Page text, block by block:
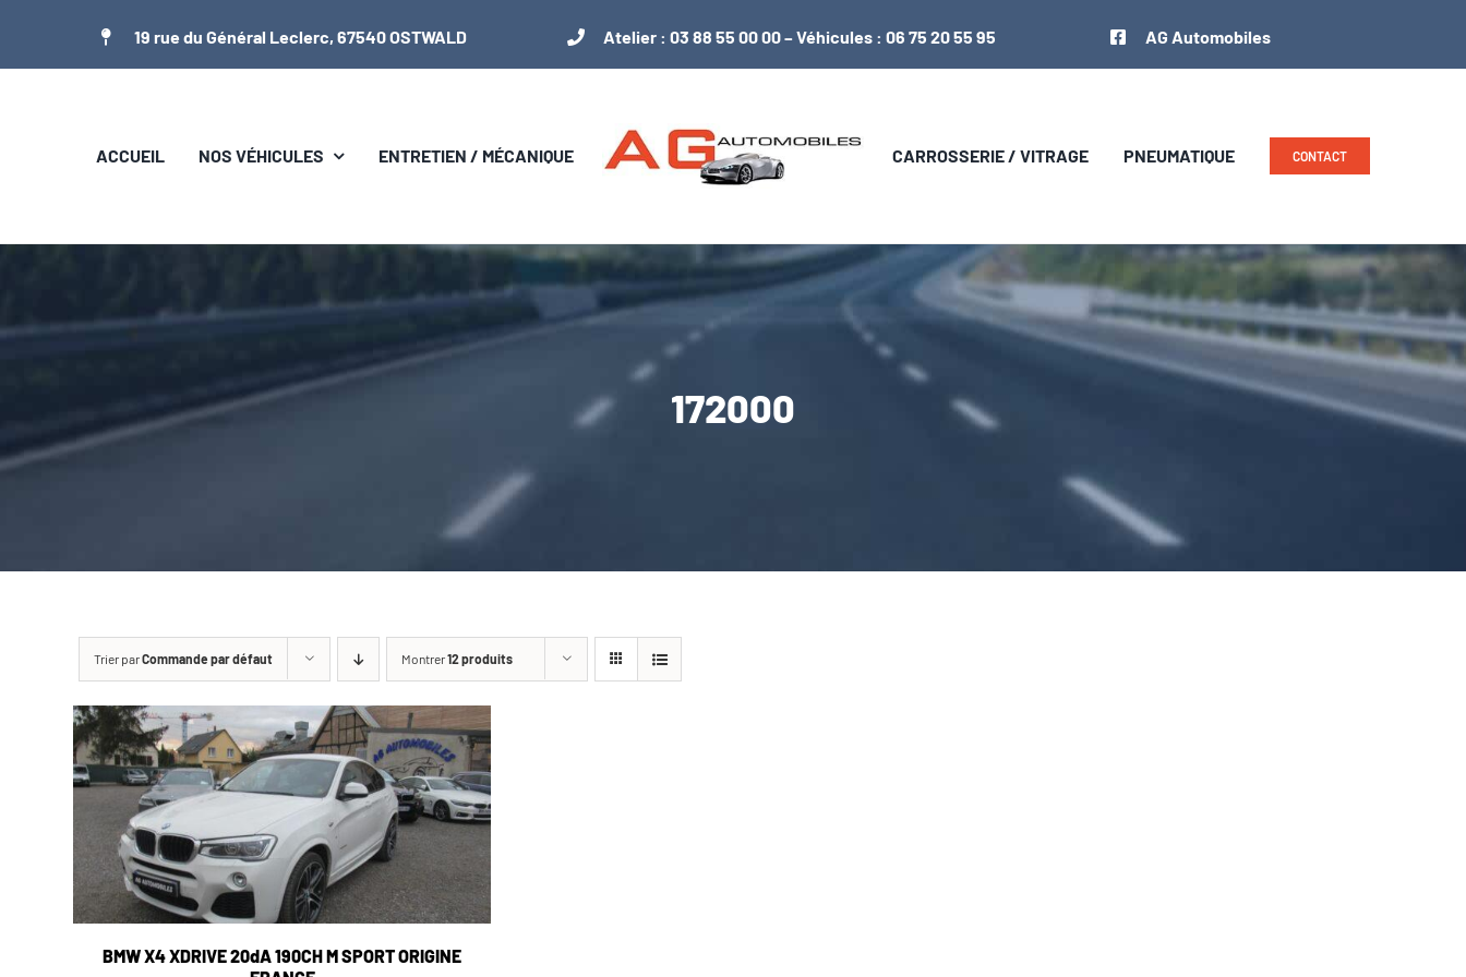
contenu
19 rue du Général Leclerc, 67540 OSTWALD Atelier : 03 88 55 00 00– Véhicules : 06 75 20 55 95 AG Automobiles
ACCUEIL NOS VÉHICULES ENTRETIEN / MÉCANIQUE CARROSSERIE / VITRAGE PNEUMATIQUE CONTACT
172000
Trier parCommande par défaut Montrer12 produits
BMW X4 XDRIVE 20dA 190CH M SPORT ORIGINE